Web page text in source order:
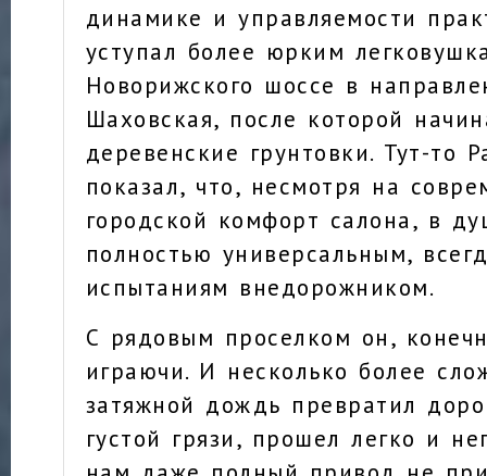
динамике и управляемости
уступал более юрким
Новорижского шоссе в
Шаховская, после которой
деревенские грунтовки. Тут-то
показал, что, несмотря на
городской комфорт салона, в
полностью универсальным,
испытаниям внедорожником.
С рядовым проселком он,
играючи. И несколько более
затяжной дождь превратил
густой грязи, прошел легко и